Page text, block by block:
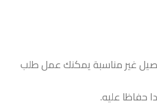
غير مناسبة يمكنك عمل طلب
حفاظا عليه.